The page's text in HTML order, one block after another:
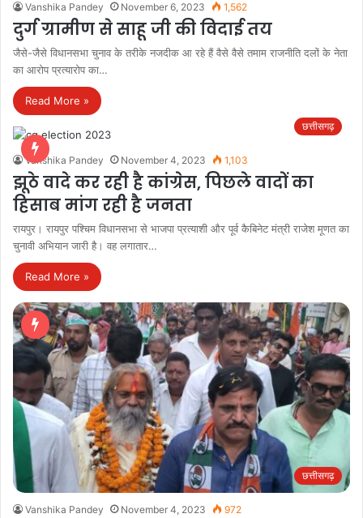
Vanshika Pandey November 6, 2023 1,562
दुर्ग ग्रामीण से साहू जी की विदाई तय
जैसे-जैसे विधानसभा चुनाव के तरीके नजदीक आ रहे हैं वैसे वैसे तमाम राजनीति दलों के नेता
का आरोप प्रत्यारोप का…
Read More »
छत्तीसगढ़
Vanshika Pandey November 4, 2023 1,103
झूठे वादे कर रही है कांग्रेस, पिछले वादों का
हिसाब मांग रही है जनता
रायपुर। रायपुर पश्चिम विधानसभा से भाजपा प्रत्याशी और पूर्व कैबिनेट मंत्री राजेश मूणत का
चुनावी अभियान जारी है। वह लगातार…
Read More »
छत्तीसगढ़
Vanshika Pandey November 4, 2023 972